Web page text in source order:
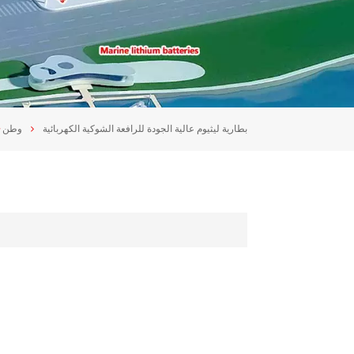
وطن بطارية ليثيوم عالية الجودة للرافعة الشوكية الكهربائية